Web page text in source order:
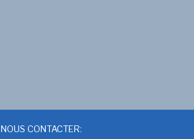
NOUS CONTACTER: